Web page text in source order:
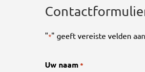
"*" geeft vereiste velden aan
Uw naam *